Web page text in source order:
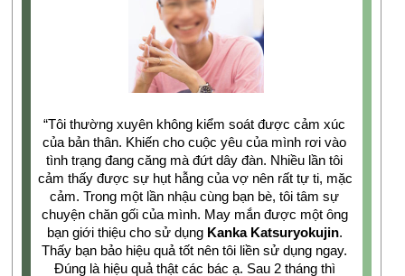
“Tôi thường xuyên không kiểm soát được cảm xúc
của bản thân. Khiến cho cuộc yêu của mình rơi vào
tình trạng đang căng mà đứt dây đàn. Nhiều lần tôi
cảm thấy được sự hụt hẫng của vợ nên rất tự ti, mặc
cảm. Trong một lần nhậu cùng bạn bè, tôi tâm sự
chuyện chăn gối của mình. May mắn được một ông
bạn giới thiệu cho sử dụng Kanka Katsuryokujin.
Thấy bạn bảo hiệu quả tốt nên tôi liền sử dụng ngay.
Đúng là hiệu quả thật các bác ạ. Sau 2 tháng thì